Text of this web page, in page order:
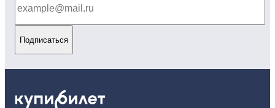
Подписаться